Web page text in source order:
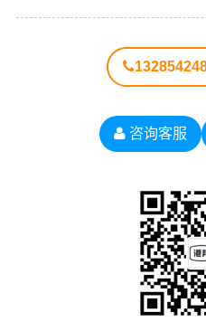
以下每条运输线路
长春物
流公司
吉
流
白山物
流公司
松
流
咨询客服